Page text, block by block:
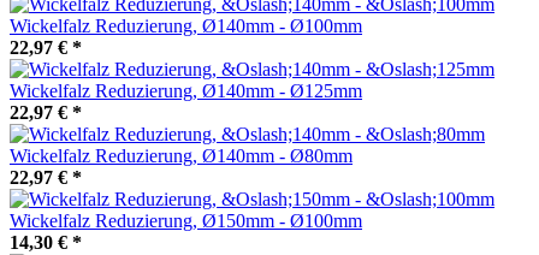
Wickelfalz Reduzierung, Ø140mm - Ø100mm
22,97 € *
Wickelfalz Reduzierung, Ø140mm - Ø125mm
22,97 € *
Wickelfalz Reduzierung, Ø140mm - Ø80mm
22,97 € *
Wickelfalz Reduzierung, Ø150mm - Ø100mm
14,30 € *